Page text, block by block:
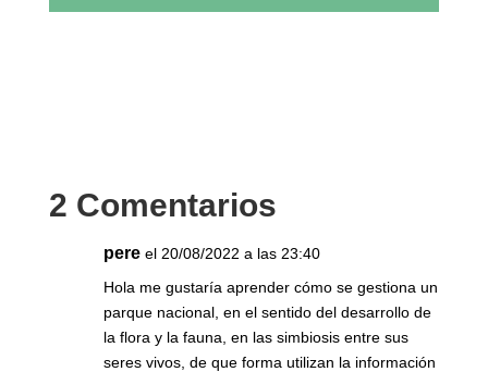
2 Comentarios
pere el 20/08/2022 a las 23:40
Hola me gustaría aprender cómo se gestiona un
parque nacional, en el sentido del desarrollo de
la flora y la fauna, en las simbiosis entre sus
seres vivos, de que forma utilizan la información